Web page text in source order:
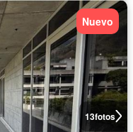
13fotos
Nuevo